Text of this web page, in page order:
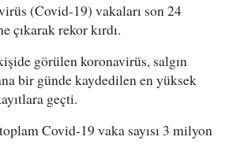
(Covid-19) vakaları son 24
çıkarak rekor kırdı.
görülen koronavirüs, salgın
bir günde kaydedilen en yüksek
geçti.
Covid-19 vaka sayısı 3 milyon